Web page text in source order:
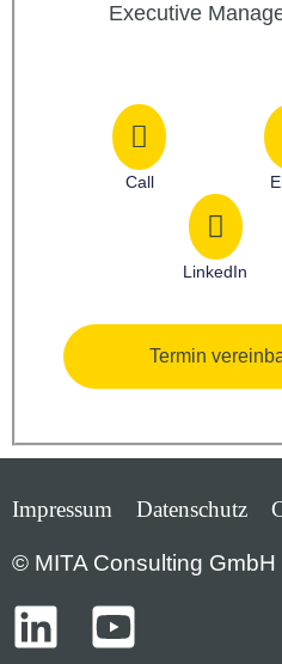
Executive
Call
LinkedIn
Termin
Impressum Datenschutz
© MITA Consulting